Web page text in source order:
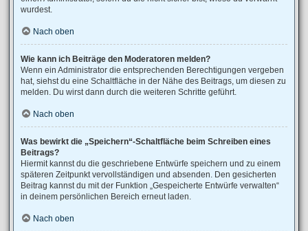
wurdest.
Nach oben
Wie kann ich Beiträge den Moderatoren melden?
Wenn ein Administrator die entsprechenden Berechtigungen vergeben
hat, siehst du eine Schaltfläche in der Nähe des Beitrags, um diesen zu
melden. Du wirst dann durch die weiteren Schritte geführt.
Nach oben
Was bewirkt die „Speichern“-Schaltfläche beim Schreiben eines
Beitrags?
Hiermit kannst du die geschriebene Entwürfe speichern und zu einem
späteren Zeitpunkt vervollständigen und absenden. Den gesicherten
Beitrag kannst du mit der Funktion „Gespeicherte Entwürfe verwalten“
in deinem persönlichen Bereich erneut laden.
Nach oben